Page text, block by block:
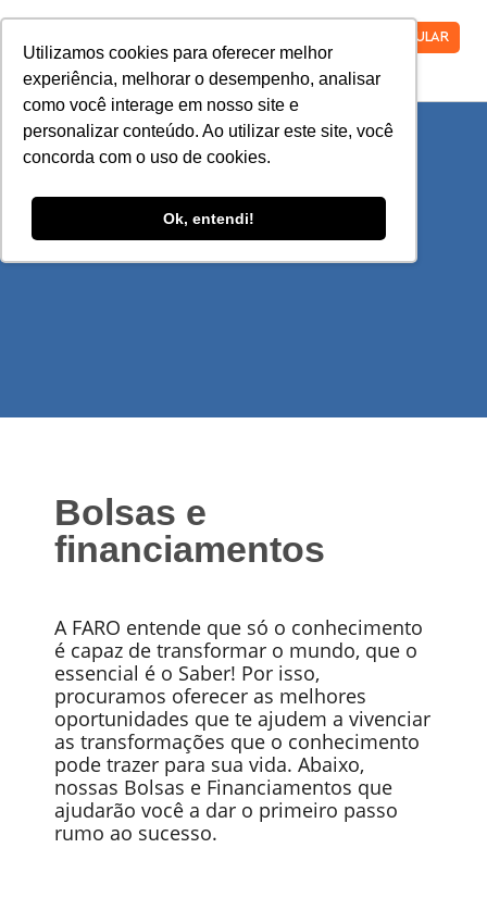
Utilizamos cookies para oferecer melhor
experiência, melhorar o desempenho, analisar
como você interage em nosso site e
personalizar conteúdo. Ao utilizar este site, você
concorda com o uso de cookies.
Ok, entendi!
VESTIBULAR
Bolsas e
financiamentos
A FARO entende que só o conhecimento
é capaz de transformar o mundo, que o
essencial é o Saber! Por isso,
procuramos oferecer as melhores
oportunidades que te ajudem a vivenciar
as transformações que o conhecimento
pode trazer para sua vida. Abaixo,
nossas Bolsas e Financiamentos que
ajudarão você a dar o primeiro passo
rumo ao sucesso.